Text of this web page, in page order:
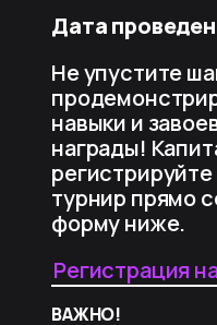
Дата
Не упустите
навыки и
награды!
турнир прямо
форму ниже.
Регистрация
ВАЖНО!